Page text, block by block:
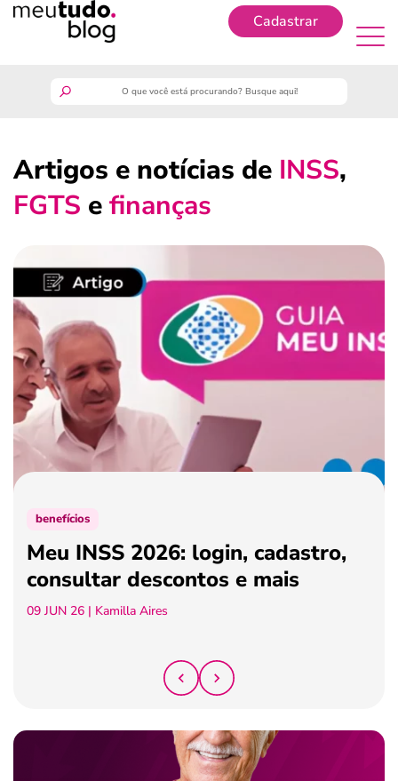
Cadastrar
guia do trabalhador
benefícios
crédito fácil
últimas notícias
ferramentas
Artigos e notícias de INSS,
FGTS efinanças
benefícios
Meu INSS 2026: login, cadastro,
consultar descontos e mais
09 JUN 26 | Kamilla Aires